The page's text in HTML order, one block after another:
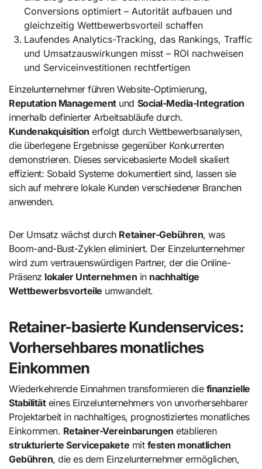
Conversions optimiert – Autorität aufbauen und
gleichzeitig Wettbewerbsvorteil schaffen
Laufendes Analytics-Tracking, das Rankings, Traffic
und Umsatzauswirkungen misst – ROI nachweisen
und Serviceinvestitionen rechtfertigen
Einzelunternehmer führen Website-Optimierung,
Reputation Managementund Social-Media-Integration
innerhalb definierter Arbeitsabläufe durch.
Kundenakquisition erfolgt durch Wettbewerbsanalysen,
die überlegene Ergebnisse gegenüber Konkurrenten
demonstrieren. Dieses servicebasierte Modell skaliert
effizient: Sobald Systeme dokumentiert sind, lassen sie
sich auf mehrere lokale Kunden verschiedener Branchen
anwenden.
Der Umsatz wächst durch Retainer-Gebühren, was
Boom-and-Bust-Zyklen eliminiert. Der Einzelunternehmer
wird zum vertrauenswürdigen Partner, der die Online-
Präsenz lokaler Unternehmen in nachhaltige
Wettbewerbsvorteile umwandelt.
Retainer-basierte Kundenservices:
Vorhersehbares monatliches
Einkommen
Wiederkehrende Einnahmen transformieren die finanzielle
Stabilitäteines Einzelunternehmers von unvorhersehbarer
Projektarbeit in nachhaltiges, prognostiziertes monatliches
Einkommen. Retainer-Vereinbarungen etablieren
strukturierte Servicepakete mit festen monatlichen
Gebühren, die es dem Einzelunternehmer ermöglichen,